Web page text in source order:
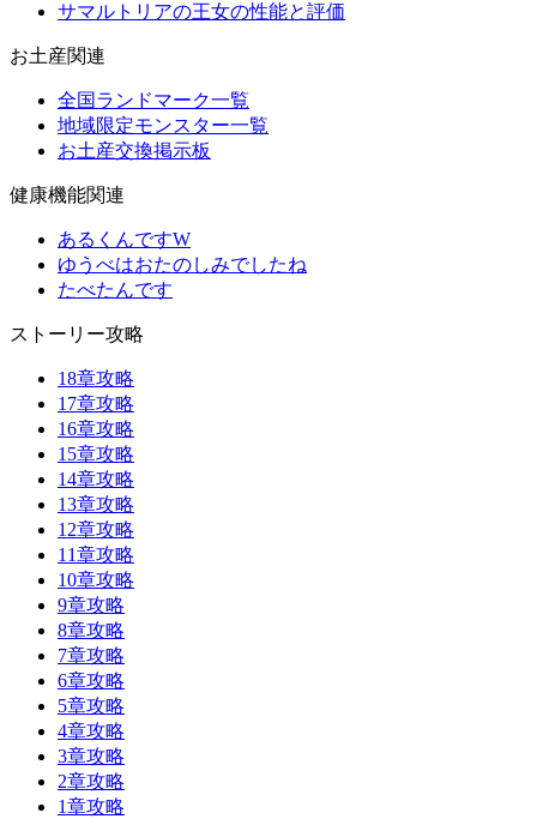
サマルトリアの王女の性能と評価
お土産関連
全国ランドマーク一覧
地域限定モンスター一覧
お土産交換掲示板
健康機能関連
あるくんですW
ゆうべはおたのしみでしたね
たべたんです
ストーリー攻略
18章攻略
17章攻略
16章攻略
15章攻略
14章攻略
13章攻略
12章攻略
11章攻略
10章攻略
9章攻略
8章攻略
7章攻略
6章攻略
5章攻略
4章攻略
3章攻略
2章攻略
1章攻略